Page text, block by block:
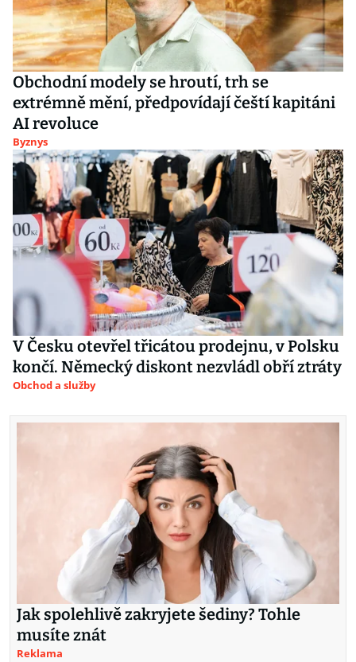
Obchodní modely se hroutí, trh se
extrémně mění, předpovídají čeští kapitáni
AI revoluce
Byznys
V Česku otevřel třicátou prodejnu, v Polsku
končí. Německý diskont nezvládl obří ztráty
Obchod a služby
Jak spolehlivě zakryjete šediny? Tohle
musíte znát
Reklama